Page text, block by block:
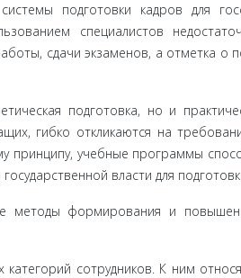
под­готовки кадров для
специалистов
сдачи экзаменов, а отметка о
подготовка, но и
гибко откликаются на
принципу, учебные программы
власти для
методы формирования и
сотрудников. К ним